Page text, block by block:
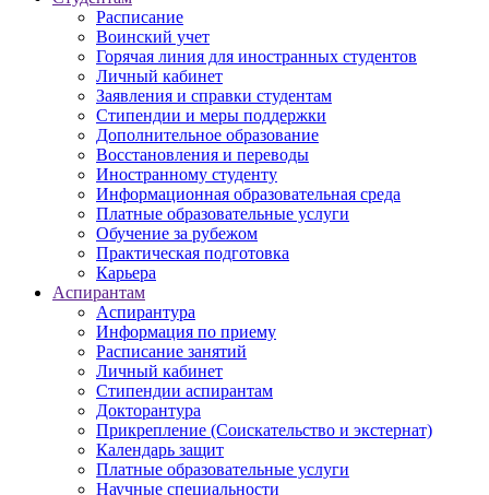
Расписание
Воинский учет
Горячая линия для иностранных студентов
Личный кабинет
Заявления и справки студентам
Стипендии и меры поддержки
Дополнительное образование
Восстановления и переводы
Иностранному студенту
Информационная образовательная среда
Платные образовательные услуги
Обучение за рубежом
Практическая подготовка
Карьера
Аспирантам
Аспирантура
Информация по приему
Расписание занятий
Личный кабинет
Стипендии аспирантам
Докторантура
Прикрепление (Соискательство и экстернат)
Календарь защит
Платные образовательные услуги
Научные специальности